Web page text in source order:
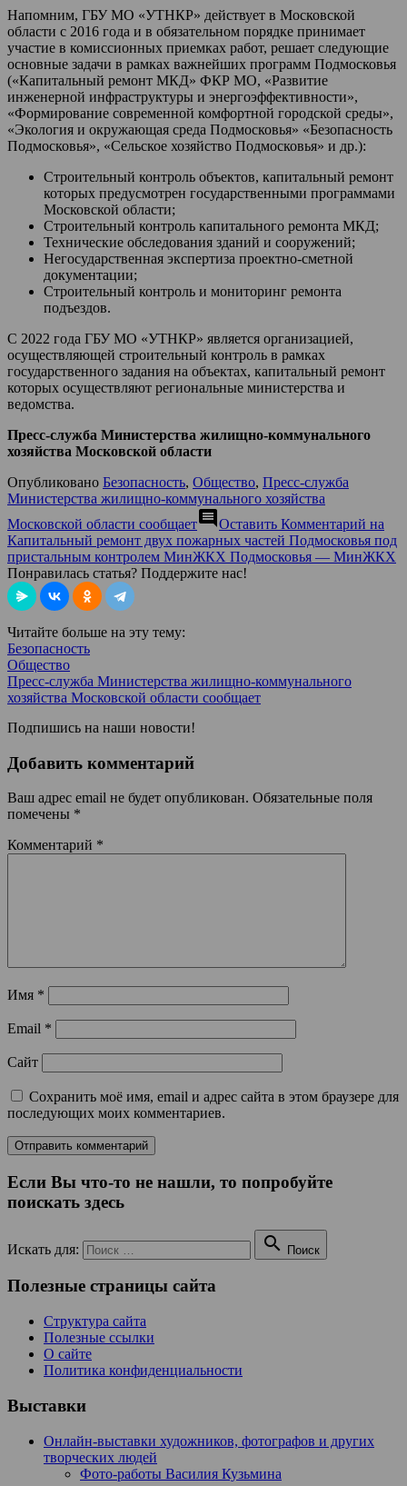
Напомним, ГБУ МО «УТНКР» действует в Московской
области с 2016 года и в обязательном порядке принимает
участие в комиссионных приемках работ, решает следующие
основные задачи в рамках важнейших программ Подмосковья
(«Капитальный ремонт МКД» ФКР МО, «Развитие
инженерной инфраструктуры и энергоэффективности»,
«Формирование современной комфортной городской среды»,
«Экология и окружающая среда Подмосковья» «Безопасность
Подмосковья», «Сельское хозяйство Подмосковья» и др.):
Строительный контроль объектов, капитальный ремонт
которых предусмотрен государственными программами
Московской области;
Строительный контроль капитального ремонта МКД;
Технические обследования зданий и сооружений;
Негосударственная экспертиза проектно-сметной
документации;
Строительный контроль и мониторинг ремонта
подъездов.
С 2022 года ГБУ МО «УТНКР» является организацией,
осуществляющей строительный контроль в рамках
государственного задания на объектах, капитальный ремонт
которых осуществляют региональные министерства и
ведомства.
Пресс-служба Министерства жилищно-коммунального
хозяйства Московской области
Опубликовано Безопасность, Общество, Пресс-служба
Министерства жилищно-коммунального хозяйства
Московской области сообщаетcomment Оставить Комментарий на
Капитальный ремонт двух пожарных частей Подмосковья под
пристальным контролем МинЖКХ Подмосковья — МинЖКХ
Понравилась статья? Поддержите нас!
Читайте больше на эту тему:
Безопасность
Общество
Пресс-служба Министерства жилищно-коммунального
хозяйства Московской области сообщает
Подпишись на наши новости!
Добавить комментарий
Ваш адрес email не будет опубликован. Обязательные поля
помечены *
Комментарий *
Имя *
Email *
Сайт
Сохранить моё имя, email и адрес сайта в этом браузере для
последующих моих комментариев.
Если Вы что-то не нашли, то попробуйте
поискать здесь
Искать для:  Поиск
Полезные страницы сайта
Структура сайта
Полезные ссылки
О сайте
Политика конфиденциальности
Выставки
Онлайн-выставки художников, фотографов и других
творческих людей
Фото-работы Василия Кузьмина